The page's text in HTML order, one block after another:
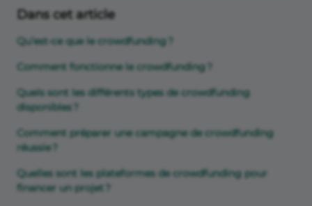
Dans cet article
Qu’est-ce que le crowdfunding ?
Comment fonctionne le crowdfunding ?
Quels sont les différents types de crowdfunding
disponibles ?
Comment préparer une campagne de crowdfunding
réussie ?
Quelles sont les plateformes de crowdfunding pour
financer un projet ?